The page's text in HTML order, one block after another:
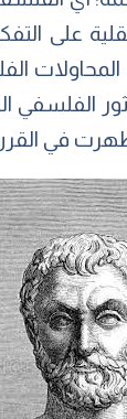
على
في